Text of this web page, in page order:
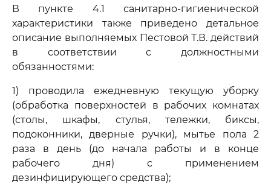
В пункте 4.1 санитарно-гигиенической
характеристики также приведено детальное
описание выполняемых Пестовой Т.В. действий
в соответствии с должностными
обязанностями:
1) проводила ежедневную текущую уборку
(обработка поверхностей в рабочих комнатах
(столы, шкафы, стулья, тележки, биксы,
подоконники, дверные ручки), мытье пола 2
раза в день (до начала работы и в конце
рабочего дня) с применением
дезинфицирующего средства);